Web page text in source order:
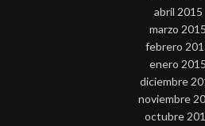
abril 2015
marzo 2015
febrero
enero 2015
diciembre
noviembre
octubre